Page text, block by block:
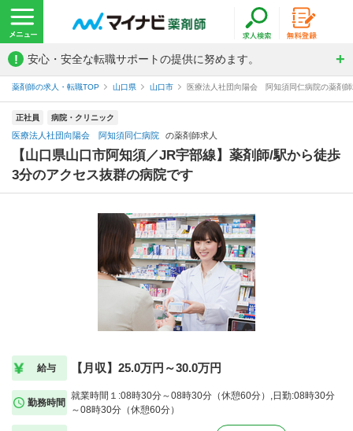
! 安心・安全な転職サポートの提供に努めます。
薬剤師の求人・転職TOP 山口県 山口市 医療法人社団向陽会 阿知須同仁病院の薬剤
正社員 病院・クリニック
医療法人社団向陽会 阿知須同仁病院 の薬剤師求人
【山口県山口市阿知須／JR宇部線】薬剤師/駅から徒歩
3分のアクセス抜群の病院です
給与 【月収】25.0万円～30.0万円
勤務時間
就業時間１:08時30分～08時30分（休憩60分）,日勤:08時30分
～08時30分（休憩60分）